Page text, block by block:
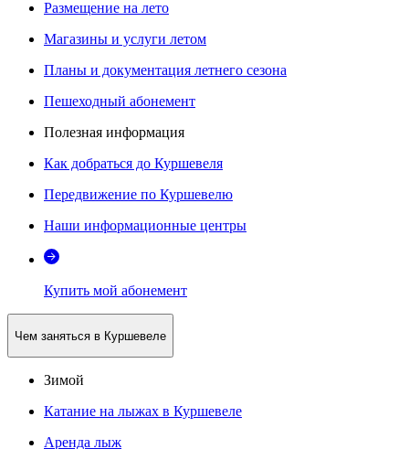
Размещение на лето
Магазины и услуги летом
Планы и документация летнего сезона
Пешеходный абонемент
Полезная информация
Как добраться до Куршевеля
Передвижение по Куршевелю
Наши информационные центры
Купить мой абонемент
Чем заняться в Куршевеле
Зимой
Катание на лыжах в Куршевеле
Аренда лыж